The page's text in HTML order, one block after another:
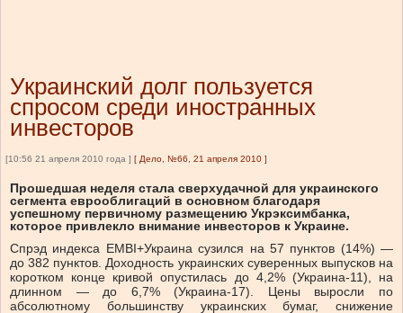
Украинский долг пользуется
спросом среди иностранных
инвесторов
[10:56 21 апреля 2010 года ] [ Дело, №66, 21 апреля 2010 ]
Прошедшая неделя стала сверхудачной для украинского
сегмента еврооблигаций в основном благодаря
успешному первичному размещению Укрэксимбанка,
которое привлекло внимание инвесторов к Украине.
Спрэд индекса EMBI+Украина сузился на 57 пунктов (14%) —
до 382 пунктов. Доходность украинских суверенных выпусков на
коротком конце кривой опустилась до 4,2% (Украина-11), на
длинном — до 6,7% (Украина-17). Цены выросли по
абсолютному большинству украинских бумаг, снижение